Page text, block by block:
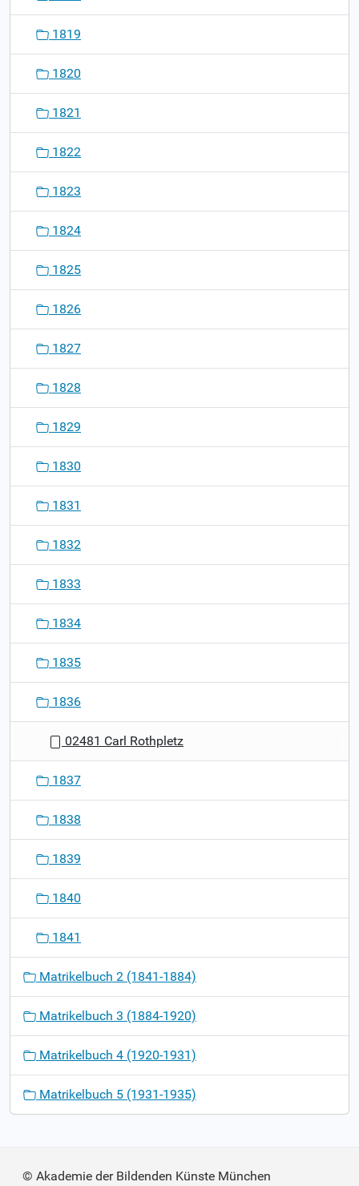
1819
1820
1821
1822
1823
1824
1825
1826
1827
1828
1829
1830
1831
1832
1833
1834
1835
1836
02481 Carl Rothpletz
1837
1838
1839
1840
1841
Matrikelbuch 2 (1841-1884)
Matrikelbuch 3 (1884-1920)
Matrikelbuch 4 (1920-1931)
Matrikelbuch 5 (1931-1935)
© Akademie der Bildenden Künste München